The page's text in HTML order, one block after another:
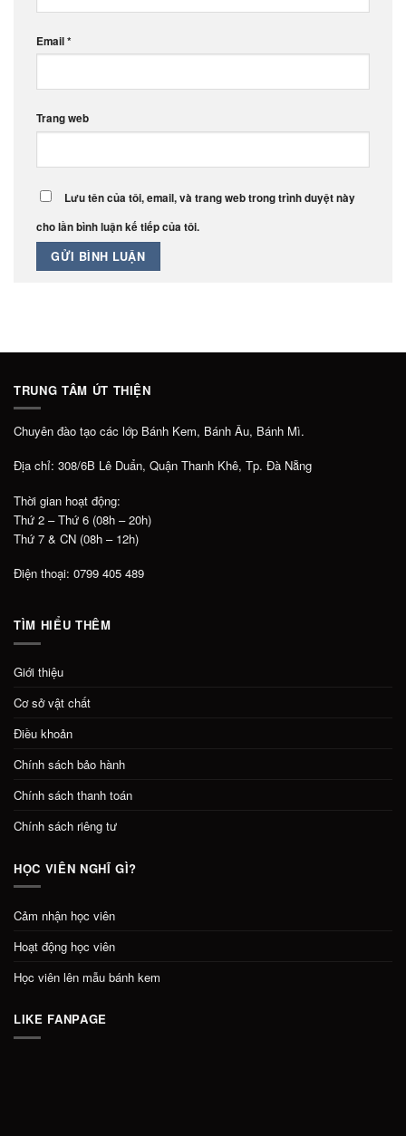
Email*
Trang web
Lưu tên của tôi, email, và trang web trong trình duyệt này
cho lần bình luận kế tiếp của tôi.
TRUNG TÂM ÚT THIỆN
Chuyên đào tạo các lớp Bánh Kem, Bánh Âu, Bánh Mì.
Địa chỉ: 308/6B Lê Duẩn, Quận Thanh Khê, Tp. Đà Nẵng
Thời gian hoạt động:
Thứ 2 – Thứ 6 (08h – 20h)
Thứ 7 & CN (08h – 12h)
Điện thoại: 0799 405 489
TÌM HIỂU THÊM
Giới thiệu
Cơ sở vật chất
Điều khoản
Chính sách bảo hành
Chính sách thanh toán
Chính sách riêng tư
HỌC VIÊN NGHĨ GÌ?
Cảm nhận học viên
Hoạt động học viên
Học viên lên mẫu bánh kem
LIKE FANPAGE